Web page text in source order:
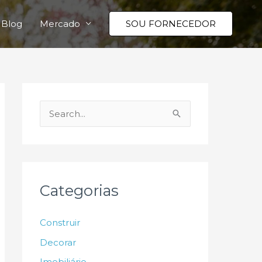
Blog Mercado SOU FORNECEDOR
e
i
r
Categorias
Construir
Decorar